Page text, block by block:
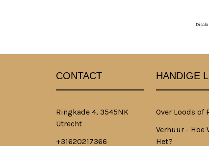
CONTACT
Ringkade 4, 3545NK
Utrecht
+31620217366
HANDIGE
Over Loods of
Verhuur - Hoe
Het?